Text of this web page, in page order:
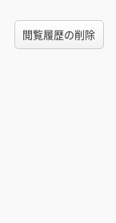
閲覧履歴の削除